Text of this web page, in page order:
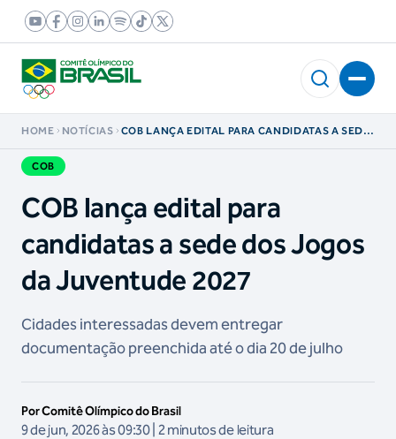
HOME NOTÍCIAS
COB LANÇA EDITAL PARA CANDIDATAS A SEDE
COB
COB lança edital para
candidatas a sede dos Jogos
da Juventude 2027
Cidades interessadas devem entregar
documentação preenchida até o dia 20 de julho
Por Comitê Olímpico do Brasil
9 de jun, 2026 às 09:30 | 2 minutos de leitura